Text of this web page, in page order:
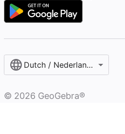
Dutch / Nederlands‎ (België)‎
© 2026 GeoGebra®